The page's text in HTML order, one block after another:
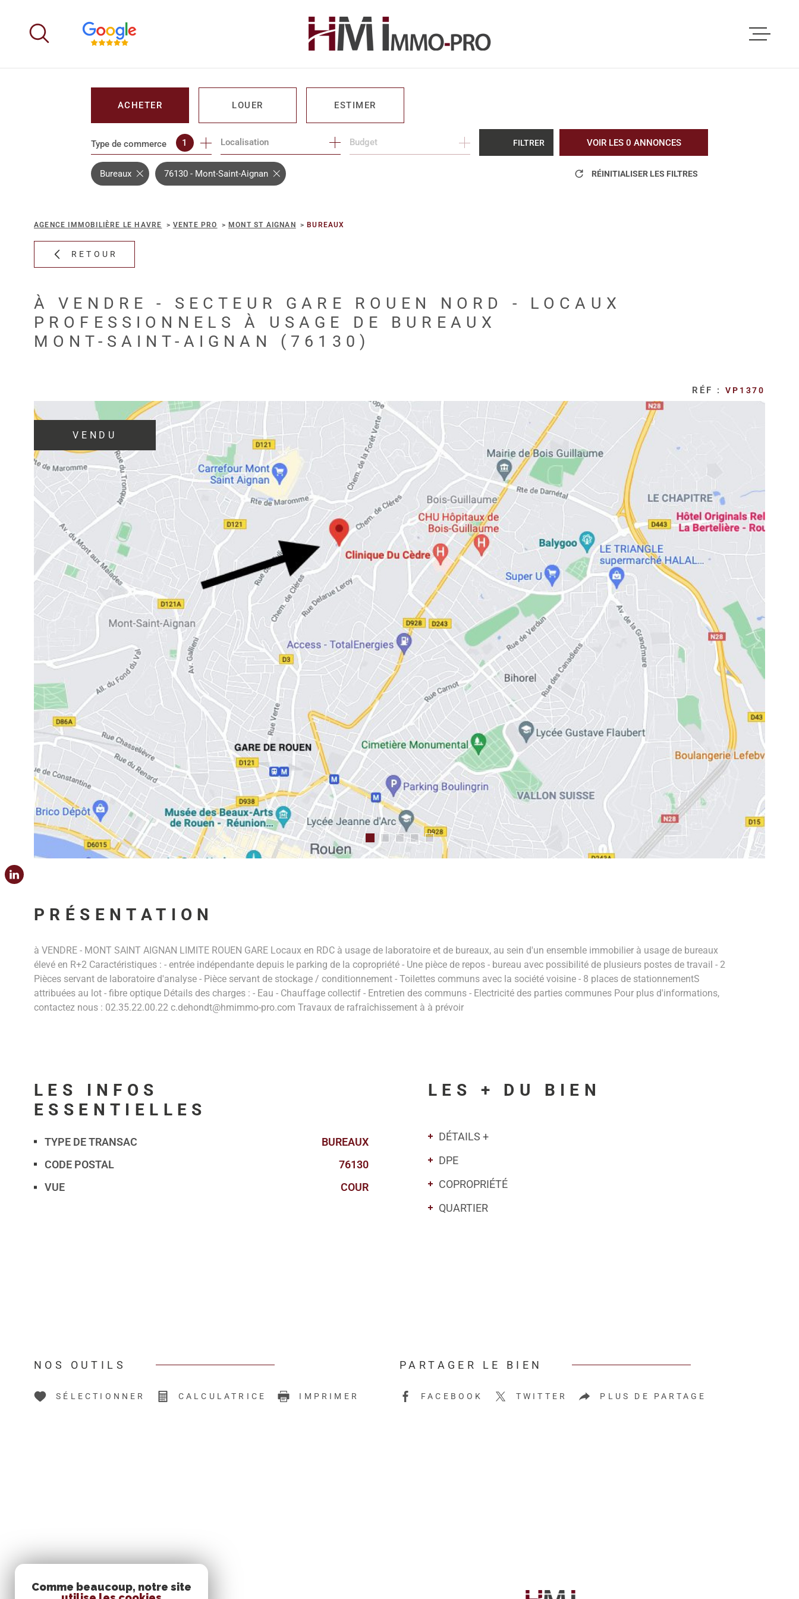
contenu
ACHETER
DE L'IMMO PRO
LOUER
DE L'IMMO PRO
ESTIMER
Type de commerce 1 Localisation Budget FILTRER VOIR LES 0 ANNONCES
Bureaux 76130 - Mont-Saint-Aignan RÉINITIALISER LES FILTRES
AGENCE IMMOBILIÈRE LE HAVRE VENTE PRO MONT ST AIGNAN BUREAUX
RETOUR
À VENDRE - SECTEUR GARE ROUEN NORD - LOCAUX
PROFESSIONNELS À USAGE DE BUREAUX
MONT-SAINT-AIGNAN (76130)
RÉF :VP1370
VENDU
PRÉSENTATION
à VENDRE - MONT SAINT AIGNAN LIMITE ROUEN GARE Locaux en RDC à usage de laboratoire et de bureaux, au sein d'un ensemble immobilier à usage de bureaux
élevé en R+2 Caractéristiques : - entrée indépendante depuis le parking de la copropriété - Une pièce de repos - bureau avec possibilité de plusieurs postes de travail - 2
Pièces servant de laboratoire d'analyse - Pièce servant de stockage / conditionnement - Toilettes communs avec la société voisine - 8 places de stationnementS
attribuées au lot - fibre optique Détails des charges : - Eau - Chauffage collectif - Entretien des communs - Electricité des parties communes Pour plus d'informations,
contactez nous : 02.35.22.00.22 c.dehondt@hmimmo-pro.com Travaux de rafraîchissement à à prévoir
LES INFOS
ESSENTIELLES
Caractérisque Valeurs
TYPE DE TRANSAC
BUREAUX
CODE POSTAL
76130
VUE
COUR
LES + DU BIEN
DÉTAILS +
DPE
COPROPRIÉTÉ
QUARTIER
NOS OUTILS
SÉLECTIONNER CALCULATRICE IMPRIMER
PARTAGER LE BIEN
FACEBOOK TWITTER PLUS DE PARTAGE
SE CONNECTER
Comme beaucoup, notre site